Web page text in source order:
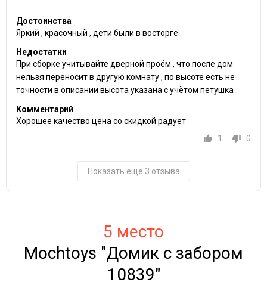
Достоинства
Яркий , красочный , дети были в восторге .
Недостатки
При сборке учитывайте дверной проём , что после дом
нельзя переносит в другую комнату , по высоте есть не
точности в описании высота указана с учётом петушка
Комментарий
Хорошее качество цена со скидкой радует
1
0
Показать ещё 3 отзыва
5 место
Mochtoys "Домик с забором
10839"